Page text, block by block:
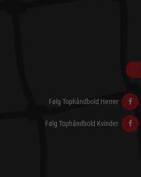
Følg Tophåndbold Herrer
Følg Tophåndbold Kvinder